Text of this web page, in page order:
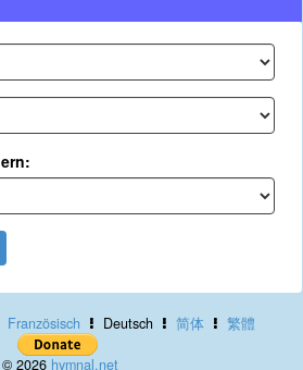
Französisch Deutsch 简体 繁體
© 2026 hymnal.net